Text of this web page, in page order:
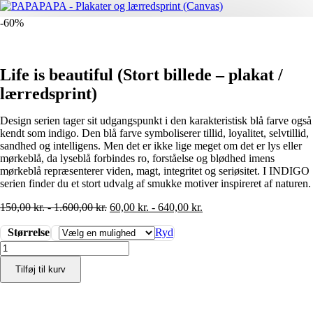
-60%
Life is beautiful (Stort billede – plakat /
lærredsprint)
Design serien tager sit udgangspunkt i den karakteristisk blå farve også
kendt som indigo. Den blå farve symboliserer tillid, loyalitet, selvtillid,
sandhed og intelligens. Men det er ikke lige meget om det er lys eller
mørkeblå, da lyseblå forbindes ro, forståelse og blødhed imens
mørkeblå repræsenterer viden, magt, integritet og seriøsitet. I INDIGO
serien finder du et stort udvalg af smukke motiver inspireret af naturen.
150,00kr.-1.600,00kr. 60,00 kr. - 640,00 kr.
Størrelse
Ryd
Life
is
beautiful
(Stort
Tilføj til kurv